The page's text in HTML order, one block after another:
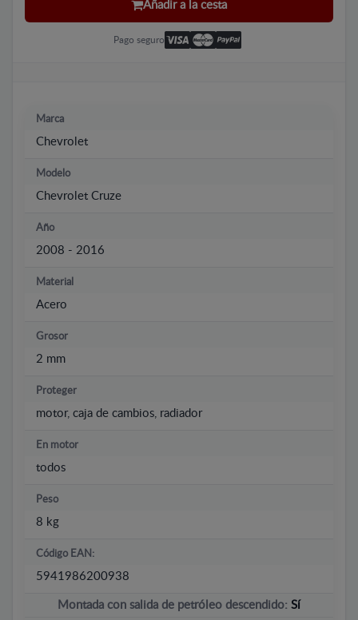
Añadir a la cesta
Pago seguro
Marca
Chevrolet
Modelo
Chevrolet Cruze
Año
2008 - 2016
Material
Acero
Grosor
2 mm
Proteger
motor, caja de cambios, radiador
En motor
todos
Peso
8 kg
Código EAN:
5941986200938
Montada con salida de petróleo descendido: Sí